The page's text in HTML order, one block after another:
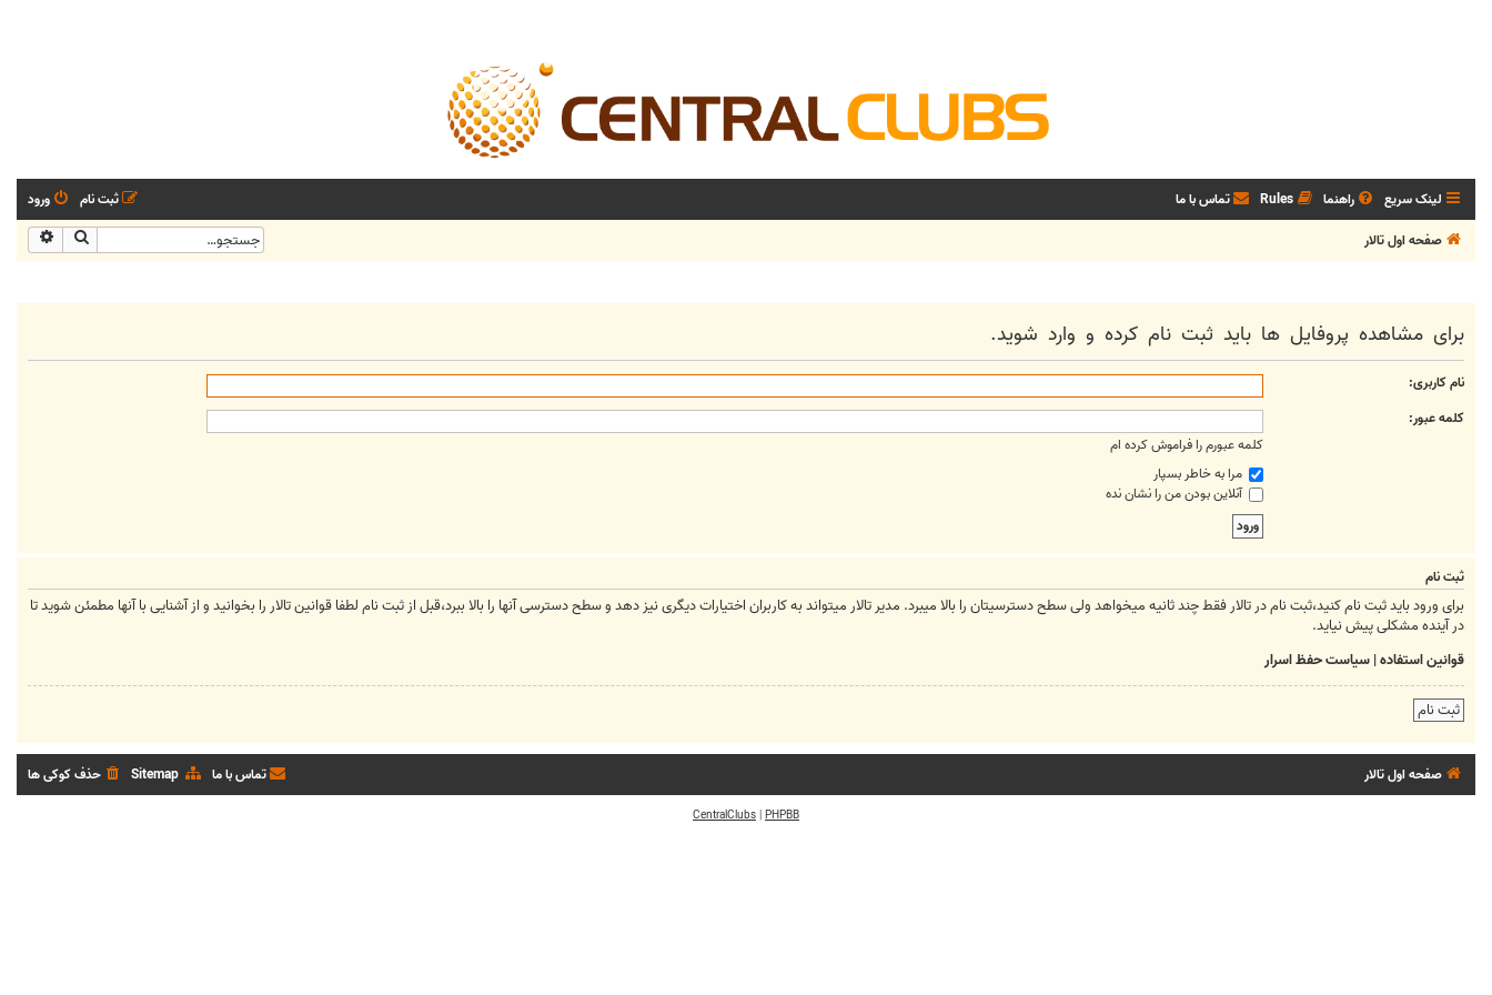
لینک سریع راهنما Rules تماس با ما ورود
ثبت نام
صفحه اول تالار
جستجو
برای مشاهده پروفایل ها باید ثبت نام کرده و وارد شوید.
نام کاربری:
کلمه عبور:
کلمه عبورم را فراموش کرده ام
مرا به خاطر بسپار
آنلاین بودن من را نشان نده
ثبت نام
برای ورود باید ثبت نام کنید،ثبت نام در تالار فقط چند ثانیه میخواهد ولی سطح دسترسیتان را بالا میبرد. مدیر تالار میتواند به کاربران اختیارات دیگری نیز دهد و سطح دسترسی آنها را بالا ببرد،قبل از ثبت نام لطفا قوانین تالار را بخوانید و از آشنایی با آنها مطمئن شوید تا
در آینده مشکلی پیش نیاید.
قوانین استفاده|سیاست حفظ اسرار
ثبت نام
صفحه اول تالار حذف کوکی ها Sitemap تماس با ما
PHPBB
|
CentralClubs